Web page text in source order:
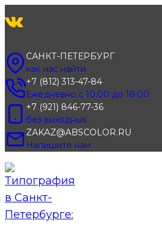
к
САНКТ-ПЕТЕРБУРГ
как нас найти
+7 (812) 313-47-84
Ежедневно с 10:00 до 18:00
+7 (921) 846-77-36
без выходных
ZAKAZ@ABSCOLOR.RU
Напишите нам